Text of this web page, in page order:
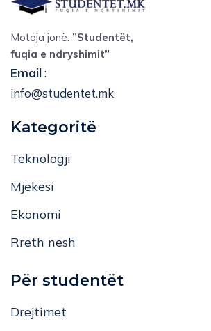
Motoja jonë: ”Studentët,
fuqia e ndryshimit”
Email:
info@studentet.mk
Kategoritë
Teknologji
Mjekësi
Ekonomi
Rreth nesh
Për studentët
Drejtimet